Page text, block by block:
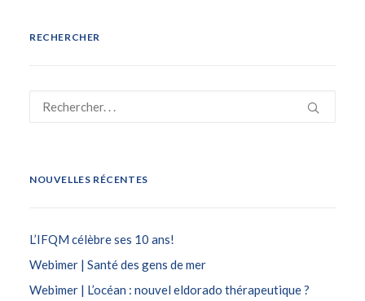
RECHERCHER
NOUVELLES RÉCENTES
L’IFQM célèbre ses 10 ans!
Webimer | Santé des gens de mer
Webimer | L’océan : nouvel eldorado thérapeutique ?